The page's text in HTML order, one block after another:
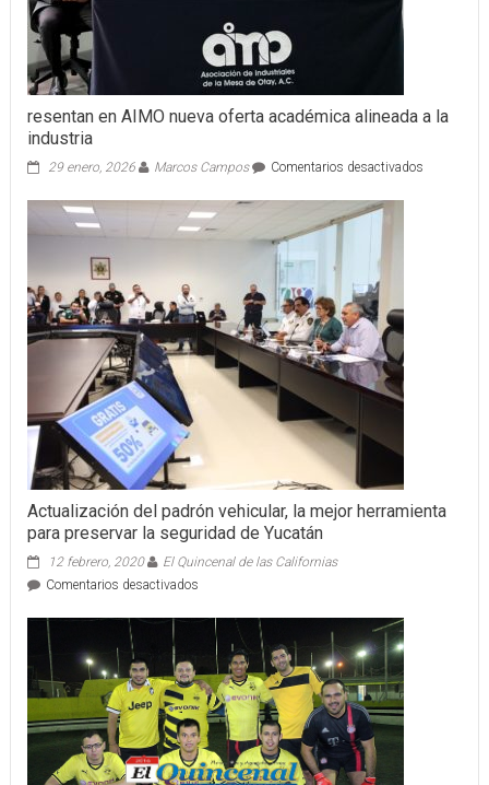
resentan en AIMO nueva oferta académica alineada a la
industria
29 enero, 2026 Marcos Campos Comentarios desactivadosen
Actualización del padrón vehicular, la mejor herramienta
para preservar la seguridad de Yucatán
12 febrero, 2020
El Quincenal de las Californias
Comentarios desactivadosen
del
padrón
vehicular,
la
mejor
herramienta
para
preservar
la